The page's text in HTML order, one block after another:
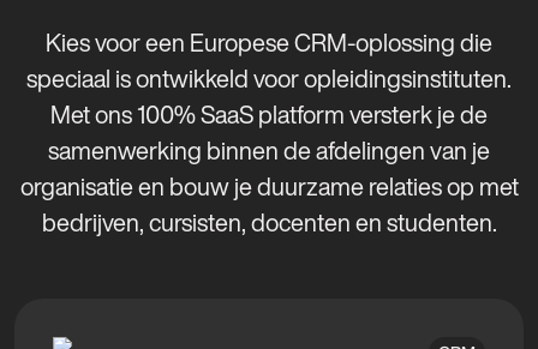
Kies voor een Europese CRM-oplossing die
speciaal is ontwikkeld voor opleidingsinstituten.
Met ons 100% SaaS platform versterk je de
samenwerking binnen de afdelingen van je
organisatie en bouw je duurzame relaties op met
bedrijven, cursisten, docenten en studenten.